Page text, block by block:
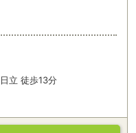
立 徒歩13分